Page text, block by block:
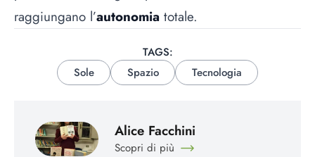
raggiungano l’autonomia totale.
TAGS:
Sole
Spazio Tecnologia
Alice Facchini
Scopri di più